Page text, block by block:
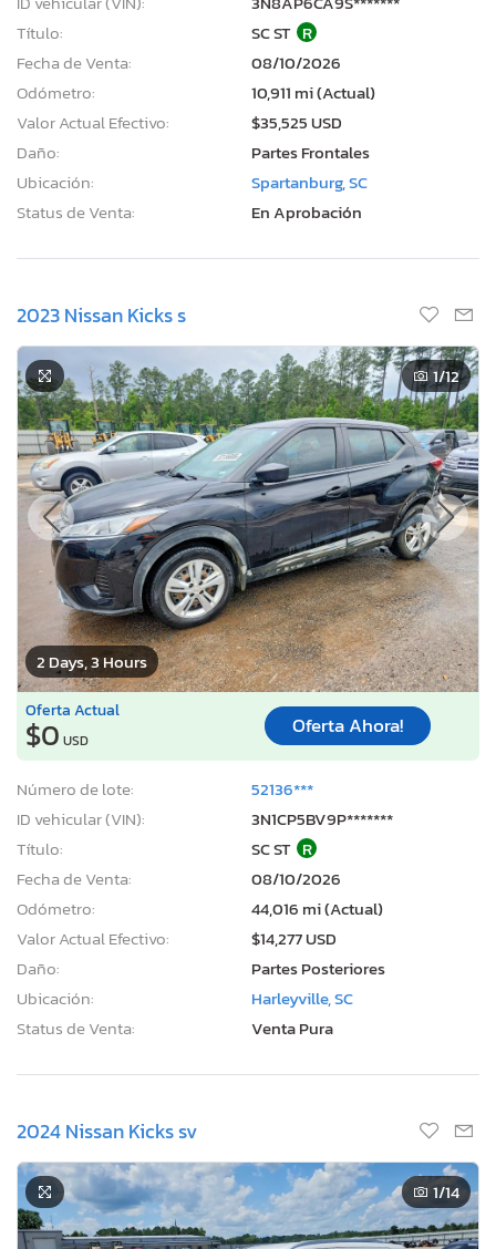
Título:
SC ST R
Fecha de Venta:
08/10/2026
Odómetro:
10,911 mi (Actual)
Valor Actual Efectivo:
$35,525 USD
Daño:
Partes Frontales
Ubicación:
Spartanburg, SC
Status de Venta:
En Aprobación
2023 Nissan Kicks s
2 Days, 3 Hours
1/12
Oferta Actual
$0 USD
Oferta Ahora!
Número de lote:
52136***
ID vehicular (VIN):
3N1CP5BV9P*******
Título:
SC ST R
Fecha de Venta:
08/10/2026
Odómetro:
44,016 mi (Actual)
Valor Actual Efectivo:
$14,277 USD
Daño:
Partes Posteriores
Ubicación:
Harleyville, SC
Status de Venta:
Venta Pura
2024 Nissan Kicks sv
1/14